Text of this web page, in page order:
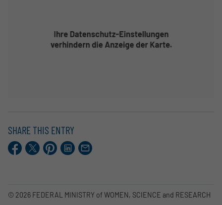
SHARE THIS ENTRY
Facebook
X.comPinterestLinkedIn
E-
Mail
© 2026 FEDERAL MINISTRY of WOMEN, SCIENCE and RESEARCH